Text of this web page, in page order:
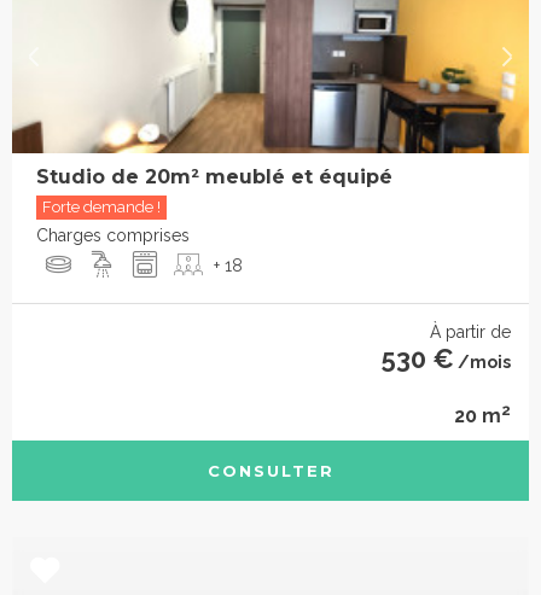
Studio de 20m² meublé et équipé
Forte demande !
Charges comprises
+ 18
À partir de
530 € /mois
20 m2
CONSULTER